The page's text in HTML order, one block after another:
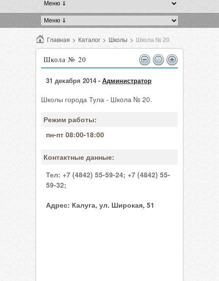
Главная > Каталог > Школы > Школа № 20
Школа № 20
31 декабря 2014 - Администратор
Школы города Тула - Школа № 20.
Режим работы:
пн-пт 08:00-18:00
Контактные данные:
Тел: +7 (4842) 55-59-24; +7 (4842) 55-
59-32;
Адрес: Калуга, ул. Широкая, 51